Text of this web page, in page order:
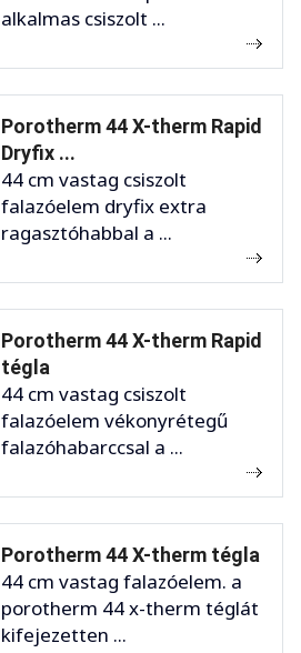
alkalmas csiszolt ...
Porotherm 44 X-therm Rapid
Dryfix ...
44 cm vastag csiszolt
falazóelem dryfix extra
ragasztóhabbal a ...
Porotherm 44 X-therm Rapid
tégla
44 cm vastag csiszolt
falazóelem vékonyrétegű
falazóhabarccsal a ...
Porotherm 44 X-therm tégla
44 cm vastag falazóelem. a
porotherm 44 x-therm téglát
kifejezetten ...